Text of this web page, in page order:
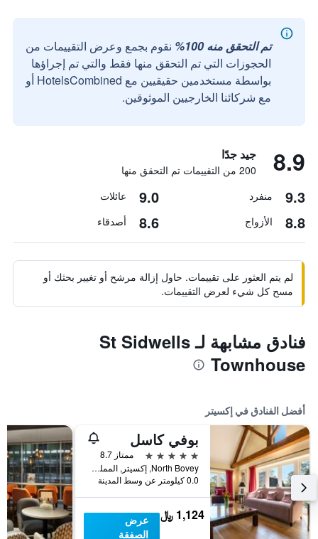
تم التحقق منه 100%
نقوم بجمع وعرض التقييمات من
الحجوزات التي تم التحقق منها فقط والتي تم إجراؤها
بواسطة مستخدمين حقيقيين مع HotelsCombined أو
مع شركائنا الخارجيين الموثوقين.
8.9 جيد جدًا
200 من التقييمات تم التحقق منها
9.3 منفرد 9.0 عائلات
8.8 الأزواج 8.6 أصدقاء
لم يتم العثور على تقييمات. حاول إزالة مرشح أو تغيير بحثك أو
مسح كل شيء لعرض التقييمات.
فنادق مشابهة لـ St Sidwells
Townhouse
أفضل الفنادق في إكسيتر
بوفي كاسل
5 نجوم
ممتاز 8.7
North Bovey, إكسيتر, المملكة المتحدة
0.0 كيلومتر عن وسط المدينة
1,124 ﷼
عرض
الصفقة